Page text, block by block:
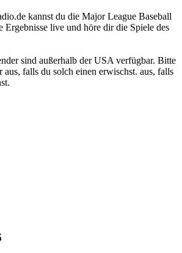
kannst du die Major League Baseball
Ergebnisse live und höre dir die Spiele des
sind außerhalb der USA verfügbar. Bitte
aus, falls du solch einen erwischst. aus, falls